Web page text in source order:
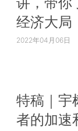
经济大局
2022年04月06日
特稿｜宇
者的加速